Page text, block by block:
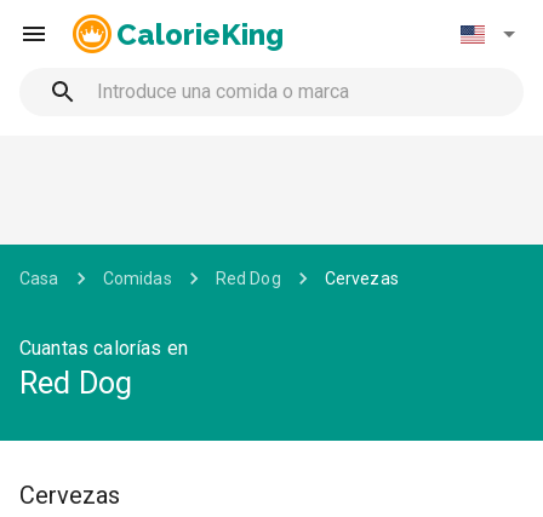
CalorieKing
Casa Comidas Red Dog Cervezas
Cuantas calorías en
Red Dog
Cervezas